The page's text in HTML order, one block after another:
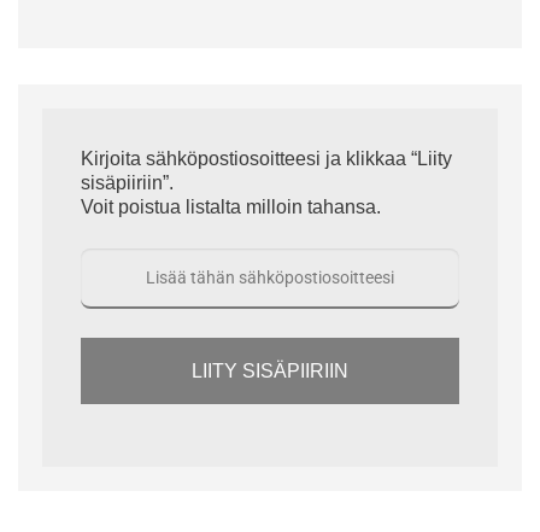
Kirjoita sähköpostiosoitteesi ja klikkaa “Liity
sisäpiiriin”.
Voit poistua listalta milloin tahansa.
LIITY SISÄPIIRIIN